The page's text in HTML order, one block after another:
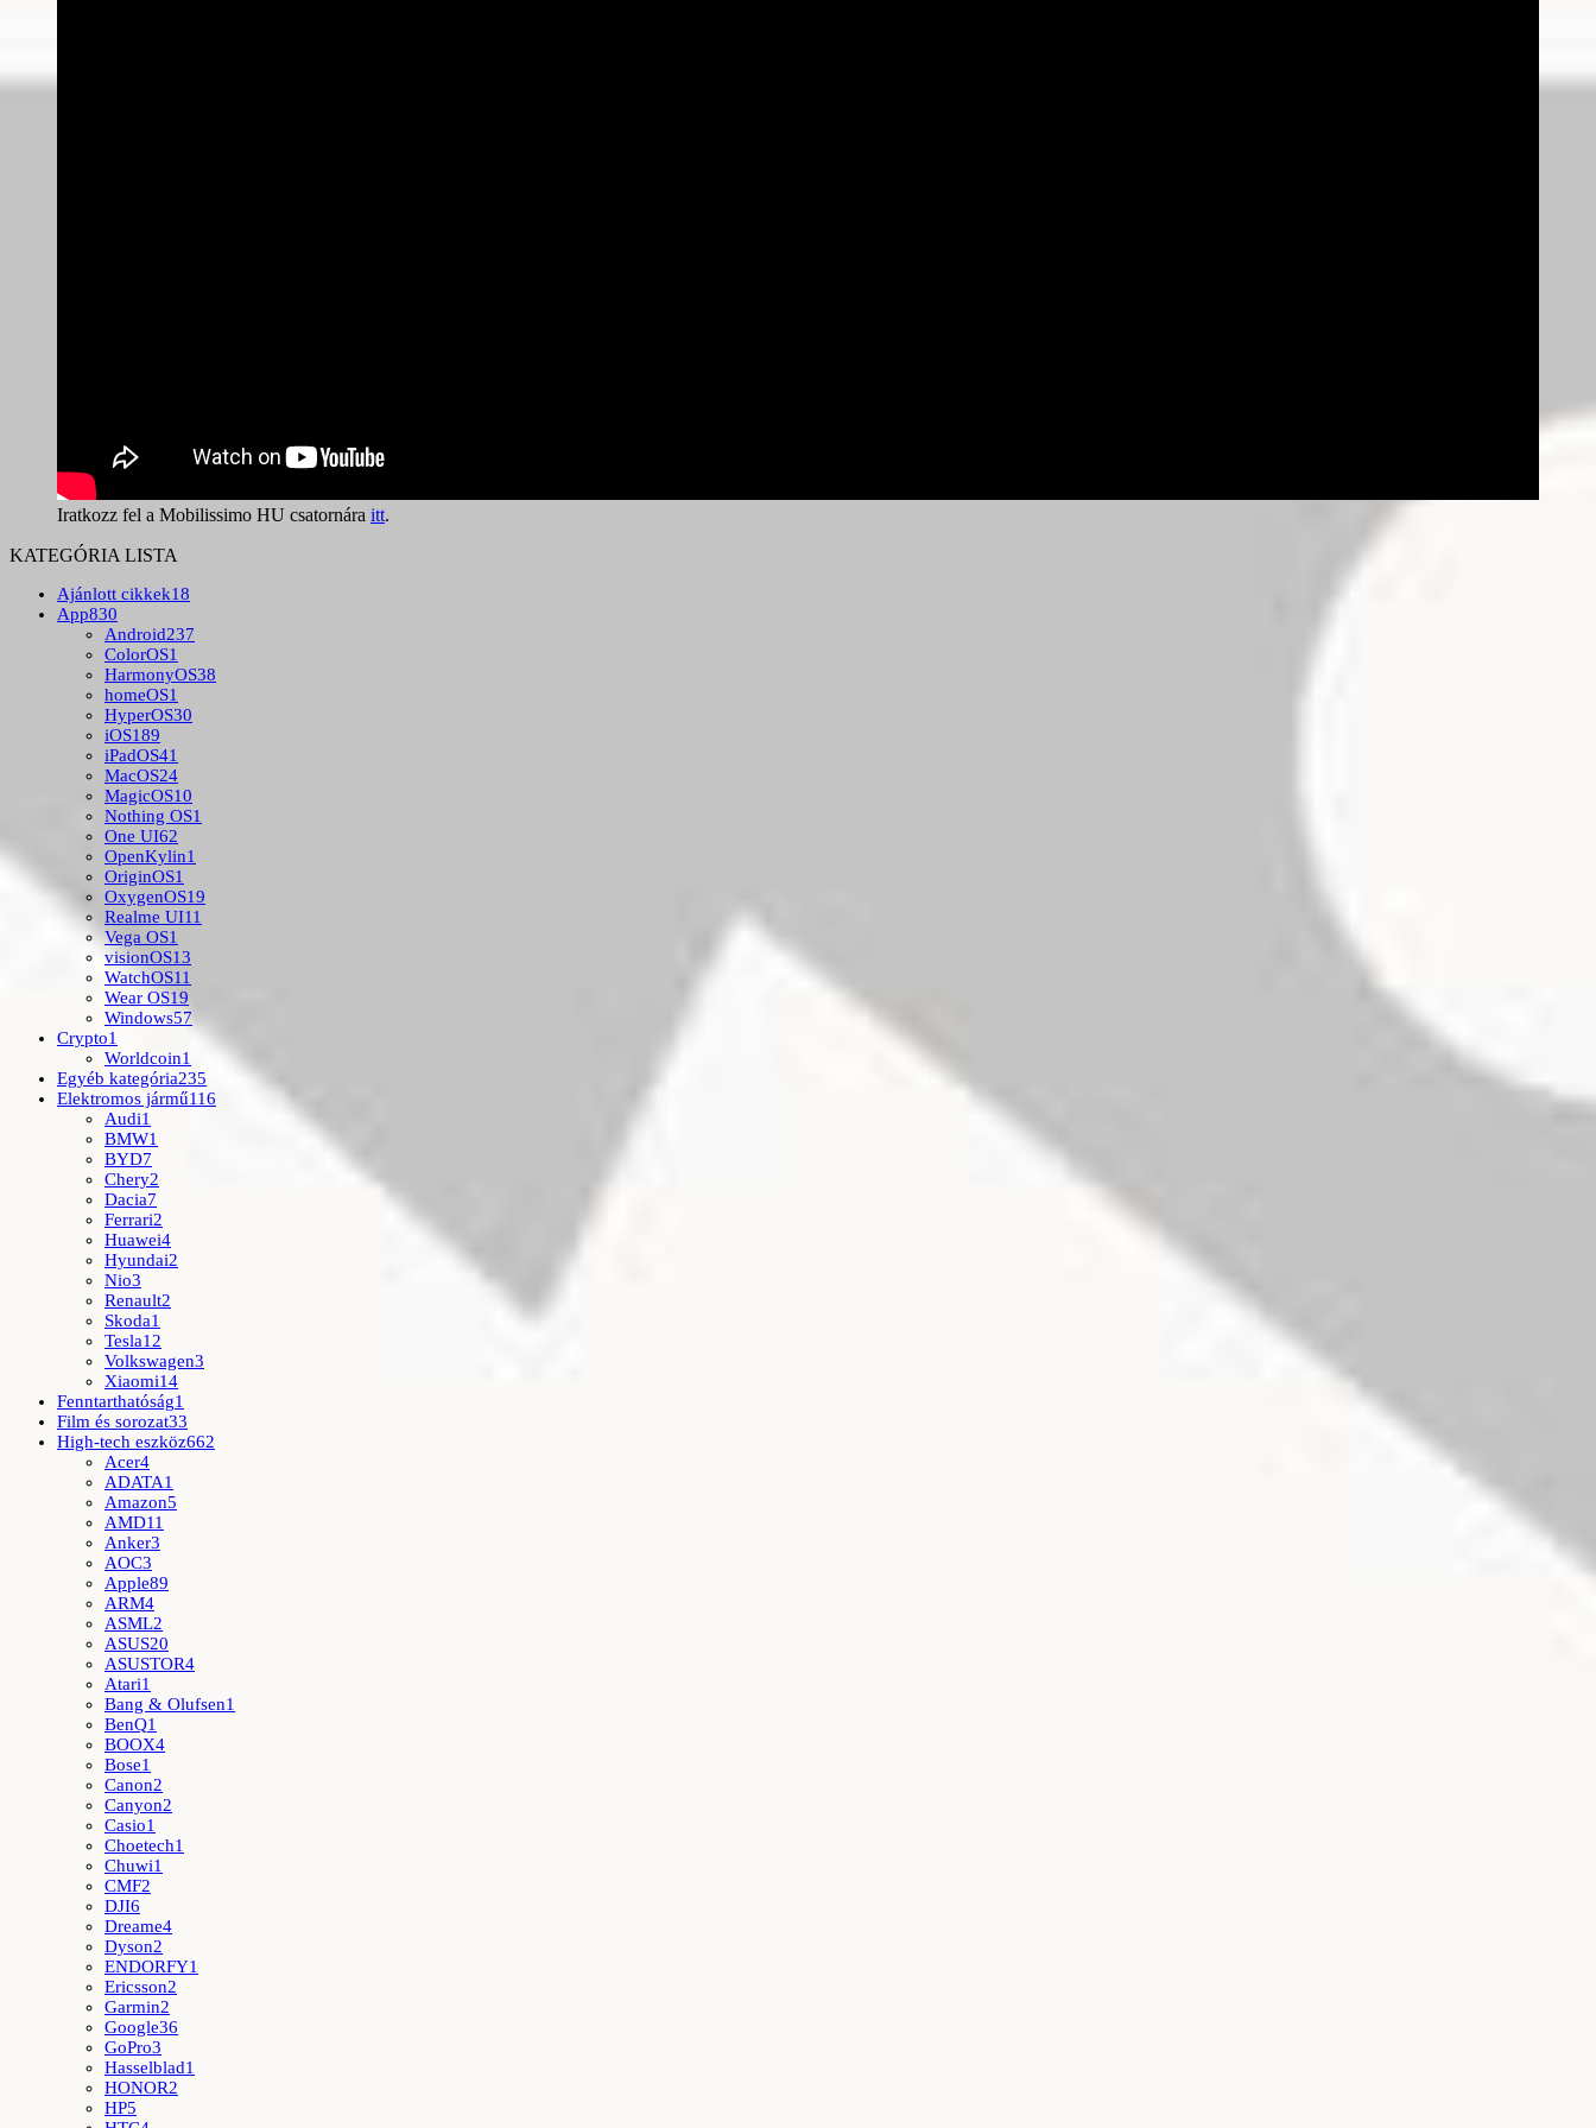
Iratkozz fel a Mobilissimo HU csatornára itt.
KATEGÓRIA LISTA
Ajánlott cikkek18
App830
Android237
ColorOS1
HarmonyOS38
homeOS1
HyperOS30
iOS189
iPadOS41
MacOS24
MagicOS10
Nothing OS1
One UI62
OpenKylin1
OriginOS1
OxygenOS19
Realme UI11
Vega OS1
visionOS13
WatchOS11
Wear OS19
Windows57
Crypto1
Worldcoin1
Egyéb kategória235
Elektromos jármű116
Audi1
BMW1
BYD7
Chery2
Dacia7
Ferrari2
Huawei4
Hyundai2
Nio3
Renault2
Skoda1
Tesla12
Volkswagen3
Xiaomi14
Fenntarthatóság1
Film és sorozat33
High-tech eszköz662
Acer4
ADATA1
Amazon5
AMD11
Anker3
AOC3
Apple89
ARM4
ASML2
ASUS20
ASUSTOR4
Atari1
Bang & Olufsen1
BenQ1
BOOX4
Bose1
Canon2
Canyon2
Casio1
Choetech1
Chuwi1
CMF2
DJI6
Dreame4
Dyson2
ENDORFY1
Ericsson2
Garmin2
Google36
GoPro3
Hasselblad1
HONOR2
HP5